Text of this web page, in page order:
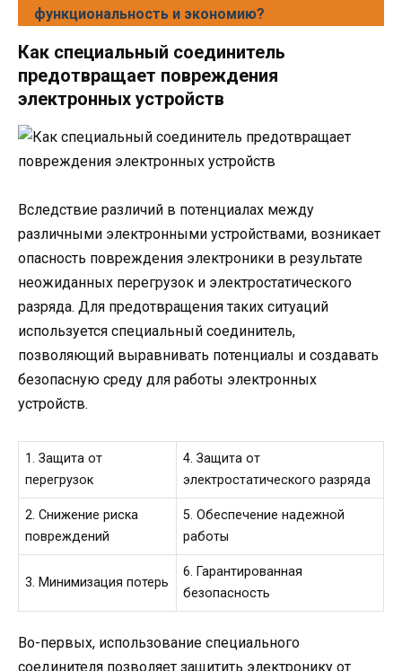
функциональность и экономию?
Как специальный соединитель
предотвращает повреждения
электронных устройств
Вследствие различий в потенциалах между
различными электронными устройствами, возникает
опасность повреждения электроники в результате
неожиданных перегрузок и электростатического
разряда. Для предотвращения таких ситуаций
используется специальный соединитель,
позволяющий выравнивать потенциалы и создавать
безопасную среду для работы электронных
устройств.
1. Защита от
перегрузок
4. Защита от
электростатического разряда
2. Снижение риска
повреждений
5. Обеспечение надежной
работы
3. Минимизация потерь
6. Гарантированная
безопасность
Во-первых, использование специального
соединителя позволяет защитить электронику от